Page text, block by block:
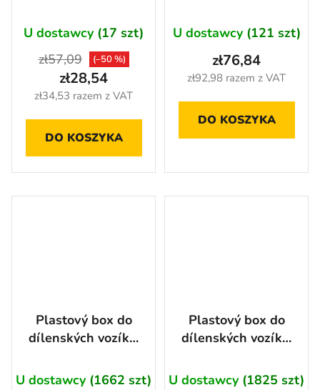
7ks - AH100646
U dostawcy (17 szt)
zł34,53 razem z VAT
zł28,54
zł57,09 (–50 %)
DO KOSZYKA
20 ks -
AH2222BAL
U dostawcy (121 szt)
zł92,98 razem z VAT
zł76,84
DO KOSZYKA
Plastový box do
dílenských vozíků,
ks - AH2233
U dostawcy (1662 szt)
Plastový box do
dílenských vozíků,
ks - AH2222
U dostawcy (1825 szt)